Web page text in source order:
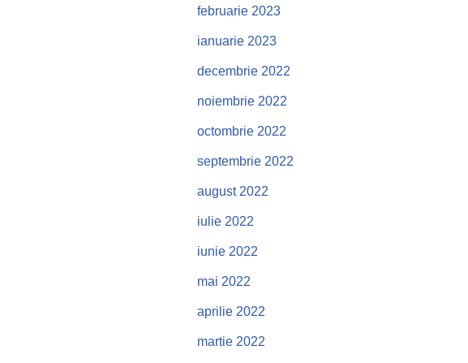
februarie 2023
ianuarie 2023
decembrie 2022
noiembrie 2022
octombrie 2022
septembrie 2022
august 2022
iulie 2022
iunie 2022
mai 2022
aprilie 2022
martie 2022